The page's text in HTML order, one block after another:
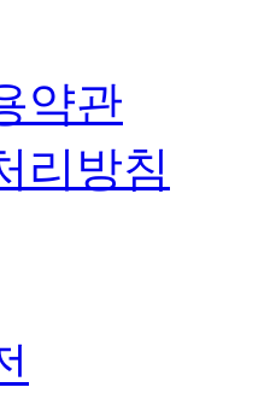
약관
리방침